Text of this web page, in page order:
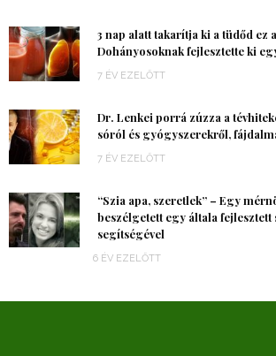
3 nap alatt takarítja ki a tüdőd ez
Dohányosoknak fejlesztette ki
7 ÉV EZELŐTT
Dr. Lenkei porrá zúzza a
sóról és gyógyszerekről,
7 ÉV EZELŐTT
“Szia apa, szeretlek” – Egy
beszélgetett egy általa fejlesztett
segítségével
6 ÉV EZELŐTT